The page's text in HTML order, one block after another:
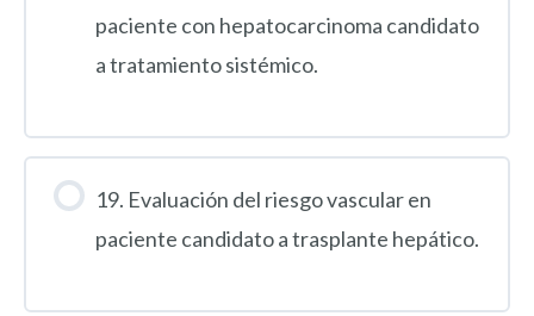
paciente con hepatocarcinoma candidato
a tratamiento sistémico.
19. Evaluación del riesgo vascular en
paciente candidato a trasplante hepático.